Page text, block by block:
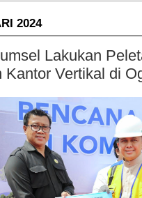
2024
Lakukan
Kantor Vertikal di